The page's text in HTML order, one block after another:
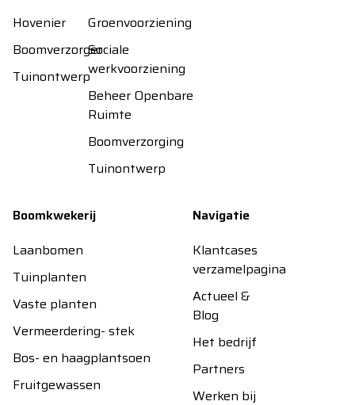
Hovenier
Boomverzorger
Tuinontwerp
Groenvoorziening
Sociale
werkvoorziening
Beheer Openbare
Ruimte
Boomverzorging
Tuinontwerp
Boomkwekerij
Laanbomen
Tuinplanten
Vaste planten
Vermeerdering- stek
Bos- en haagplantsoen
Fruitgewassen
Navigatie
Klantcases
verzamelpagina
Actueel &
Blog
Het bedrijf
Partners
Werken bij